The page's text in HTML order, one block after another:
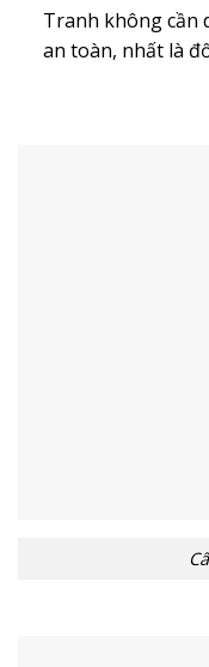
Tranh không cần
an toàn, nhất là